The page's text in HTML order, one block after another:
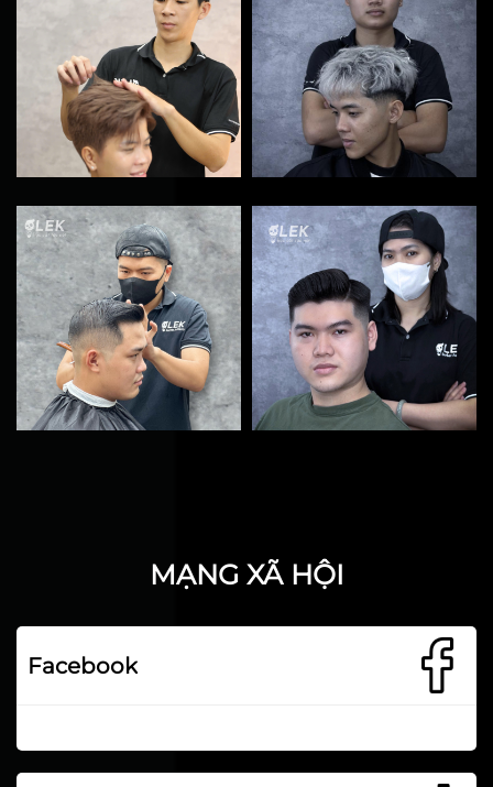
MẠNG XÃ HỘI
Facebook